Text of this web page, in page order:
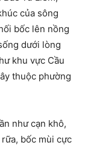
của sông
bốc lên nồng
dưới lòng
khu vực Cầu
thuộc phường
như cạn khô,
bốc mùi cực